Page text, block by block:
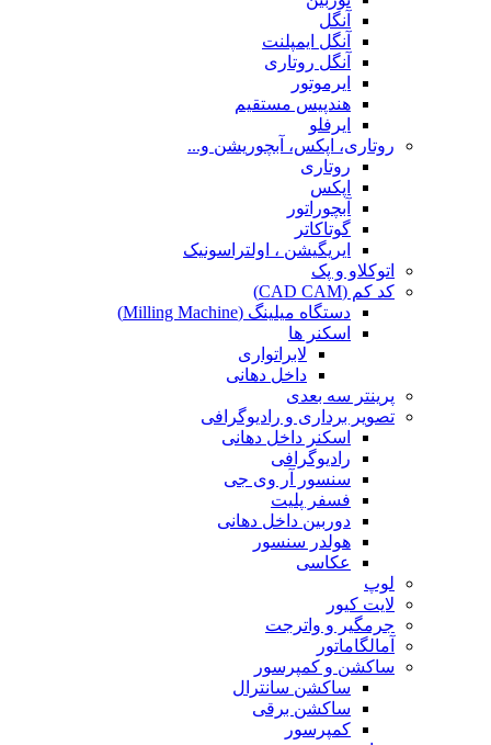
آنگل
آنگل ایمپلنت
آنگل روتاری
ایرموتور
هندپیس مستقیم
ایرفلو
روتاری، اپکس، آبچوریشن و...
روتاری
اپکس
آبچوراتور
گوتاکاتر
ایریگیشن ، اولتراسونیک
اتوکلاو و پک
کد کم (CAD CAM)
دستگاه میلینگ (Milling Machine)
اسکنر ها
لابراتواری
داخل دهانی
پرینتر سه بعدی
تصویر برداری و رادیوگرافی
اسکنر داخل دهانی
رادیوگرافی
سنسور آر وی جی
فسفر پلیت
دوربین داخل دهانی
هولدر سنسور
عکاسی
لوپ
لایت کیور
جرمگیر و واترجت
آمالگاماتور
ساکشن و کمپرسور
ساکشن سانترال
ساکشن برقی
کمپرسور